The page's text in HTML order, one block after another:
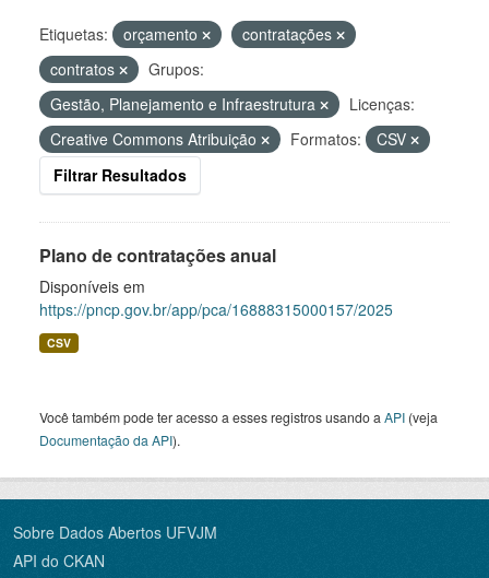
Etiquetas: orçamento
contratações
contratos
Grupos:
Gestão, Planejamento e Infraestrutura
Licenças:
Creative Commons Atribuição
Formatos:
CSV
Filtrar Resultados
Plano de contratações anual
Disponíveis em
https://pncp.gov.br/app/pca/16888315000157/2025
CSV
Você também pode ter acesso a esses registros usando a API (veja
Documentação da API).
Sobre Dados Abertos UFVJM
API do CKAN